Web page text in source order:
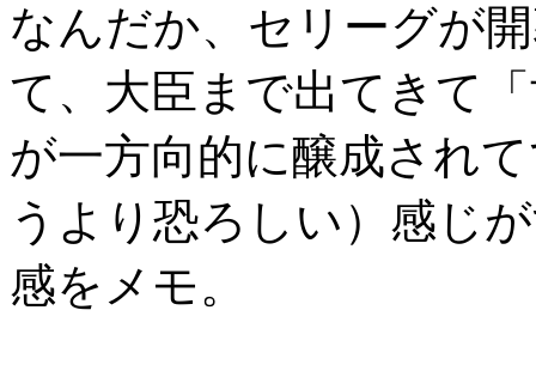
なんだか、セリーグが
て、大臣まで出てきて
が一方向的に醸成され
うより恐ろしい）感じ
感をメモ。